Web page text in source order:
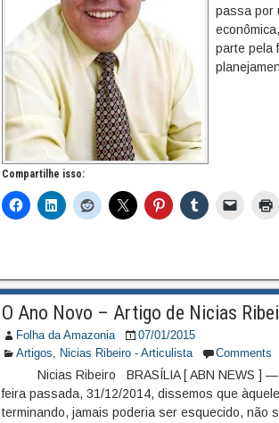
passa por
parte pela
Compartilhe isso:
O Ano Novo – Artigo de Nicias
Folha da Amazonia
07/01/2015
Artigos, Nicias Ribeiro - Articulista Comments
Nicias Ribeiro BRASÍLIA [ ABN NEWS ] —
feira passada, 31/12/2014, dissemos que
terminando, jamais poderia ser esquecido, não